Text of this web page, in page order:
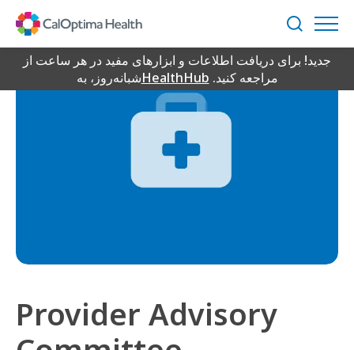
Content
جستجو
جدید! برای دریافت اطلاعات و ابزارهای مفید در هر ساعت از
شبانه‌روز، بهHealthHub مراجعه کنید.
Provider Advisory